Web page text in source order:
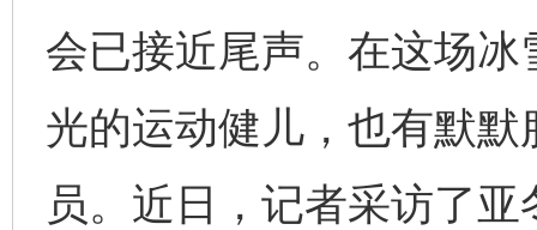
会已接近尾声。在这场
光的运动健儿，也有默
员。近日，记者采访了